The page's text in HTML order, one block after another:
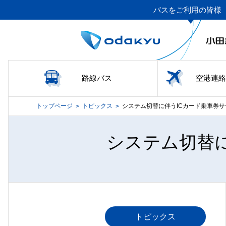
バスをご利用の皆様
路線バス 空港連
トップページ > トピックス > システム切替に伴うICカード乗車券
システム切替
トピックス